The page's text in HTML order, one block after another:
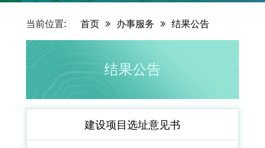
当前位置: 首页 办事服务 结果公告
结果公告
建设项目选址意见书